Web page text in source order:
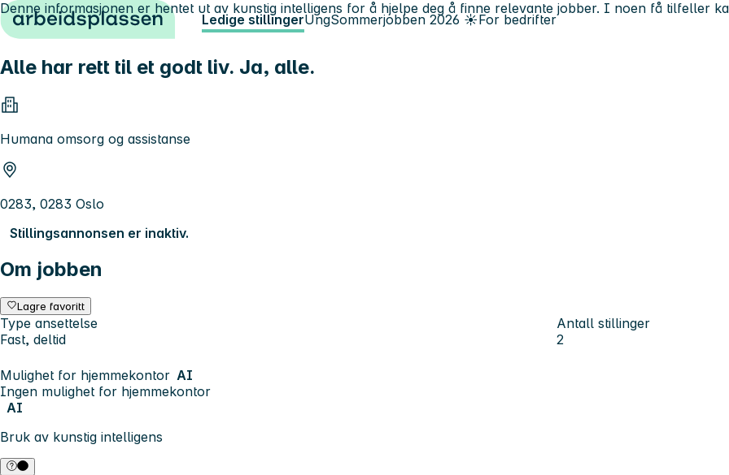
Hopp til innhold Ledige stillingerUngSommerjobben 2026 ☀️For bedrifter
Alle har rett til et godt liv. Ja, alle.
Humana omsorg og assistanse
0283, 0283 Oslo
Stillingsannonsen er inaktiv.
Om jobben
Lagre favoritt
Type ansettelse
Fast, deltid
Antall stillinger
2
Mulighet for hjemmekontor AI
Ingen mulighet for hjemmekontor
AI
Bruk av kunstig intelligens
Denne informasjonen er hentet ut av kunstig intelligens for å hjelpe deg å finne relevante jobber. I noen få tilfeller